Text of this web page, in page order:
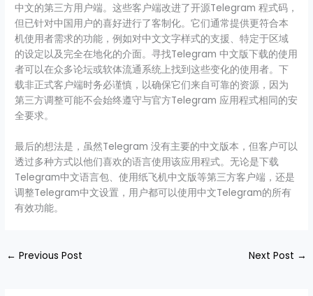
中文的第三方用户端。这些客户端改进了开源Telegram 程式码，
但已针对中国用户的喜好进行了客制化。它们通常提供更符合本
机使用者需求的功能，例如对中文文字样式的支援、特定于区域
的设定以及完全在地化的介面。寻找Telegram 中文版下载的使用
者可以在众多论坛或软体流通系统上找到这些变化的使用者。下
载非正式客户端时务必谨慎，以确保它们来自可靠的资源，因为
第三方调整可能不会始终遵守与官方Telegram 应用程式相同的安
全要求。
最后的想法是，虽然Telegram 没有主要的中文版本，但客户可以
透过多种方式以他们喜欢的语言使用该应用程式。无论是下载
Telegram中文语言包、使用纸飞机中文版等第三方客户端，还是
调整Telegram中文设置，用户都可以使用中文Telegram的所有
有效功能。
← Previous Post Next Post →